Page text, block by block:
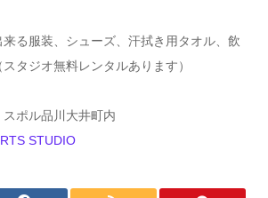
来る服装、シューズ、汗拭き用タオル、飲
タジオ無料レンタルあります）
スポル品川大井町内
STUDIO